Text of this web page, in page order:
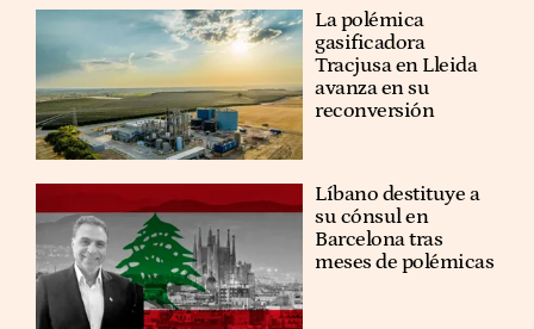
La polémica
gasificadora
Tracjusa en Lleida
avanza en su
reconversión
Líbano destituye a
su cónsul en
Barcelona tras
meses de polémicas